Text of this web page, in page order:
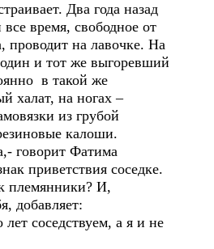
Два года назад
время, свободное от
проводит на лавочке. На
один и тот же выгоревший
в такой же
халат, на ногах –
из грубой
калоши.
говорит Фатима
приветствия соседке.
племянники? И,
добавляет:
соседствуем, а я и не